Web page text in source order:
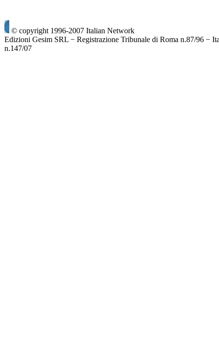
© copyright 1996-2007 Italian Network
Edizioni Gesim SRL − Registrazione Tribunale di Roma n.87/96 −
n.147/07